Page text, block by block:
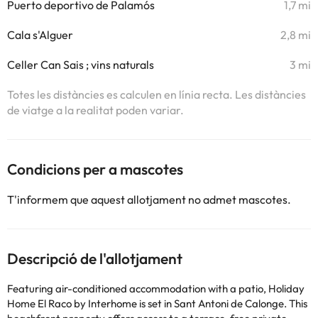
Puerto deportivo de Palamós 1,7 mi
Cala s'Alguer 2,8 mi
Celler Can Sais ; vins naturals 3 mi
Totes les distàncies es calculen en línia recta. Les distàncies
de viatge a la realitat poden variar.
Condicions per a mascotes
T'informem que aquest allotjament no admet mascotes.
Descripció de l'allotjament
Featuring air-conditioned accommodation with a patio, Holiday
Home El Raco by Interhome is set in Sant Antoni de Calonge. This